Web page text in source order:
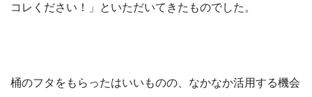
コレください！」といただいてきたものでした。
桶のフタをもらったはいいものの、なかなか活用する機会